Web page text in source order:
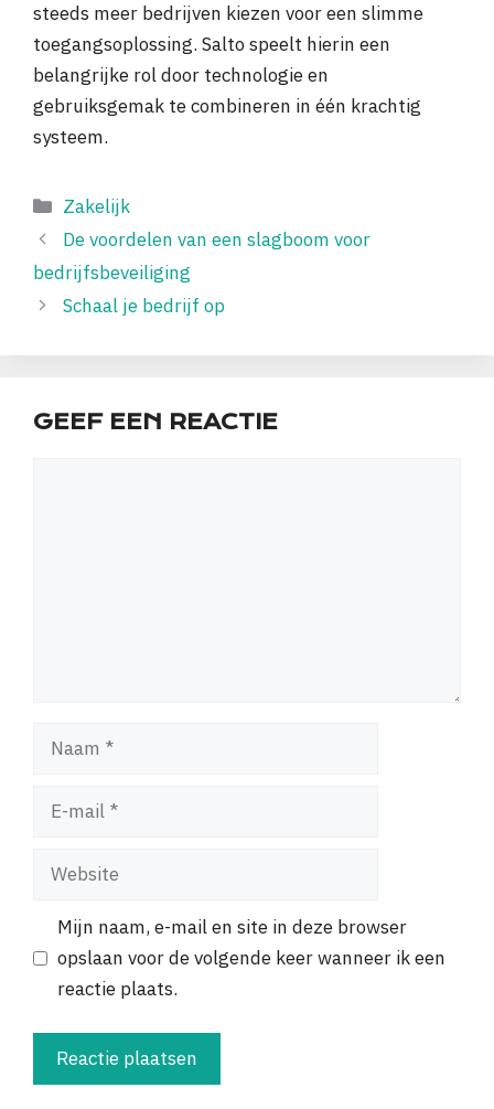
steeds meer bedrijven kiezen voor een slimme
toegangsoplossing. Salto speelt hierin een
belangrijke rol door technologie en
gebruiksgemak te combineren in één krachtig
systeem.
Categorieën
Zakelijk
De voordelen van een slagboom voor
bedrijfsbeveiliging
Schaal je bedrijf op
GEEF EEN REACTIE
Naam
Website
Mijn naam, e-mail en site in deze browser
opslaan voor de volgende keer wanneer ik een
reactie plaats.